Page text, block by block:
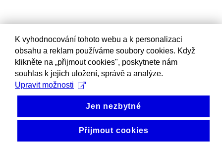
K vyhodnocování tohoto webu a k personalizaci
obsahu a reklam používáme soubory cookies. Když
klikněte na „přijmout cookies", poskytnete nám
souhlas k jejich uložení, správě a analýze.
Upravit možnosti
Jen nezbytné
Přijmout cookies